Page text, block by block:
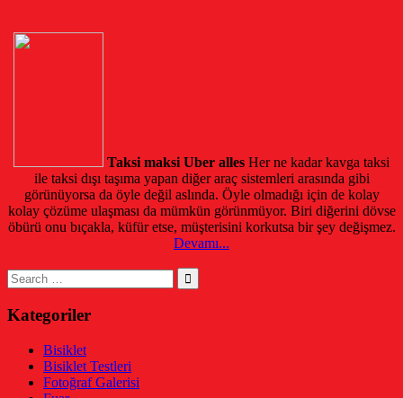
Taksi maksi Uber alles Her ne kadar kavga taksi
ile taksi dışı taşıma yapan diğer araç sistemleri arasında gibi
görünüyorsa da öyle değil aslında. Öyle olmadığı için de kolay
kolay çözüme ulaşması da mümkün görünmüyor. Biri diğerini dövse
öbürü onu bıçakla, küfür etse, müşterisini korkutsa bir şey değişmez.
Devamı...
Search
for:
Kategoriler
Bisiklet
Bisiklet Testleri
Fotoğraf Galerisi